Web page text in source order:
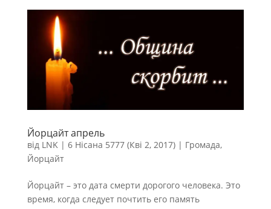
Йорцайт апрель
від LNK| 6 Нісана 5777 (Кві 2, 2017)| Громада,
Йорцайт
Йорцайт – это дата смерти дорогого человека. Это
время, когда следует почтить его память